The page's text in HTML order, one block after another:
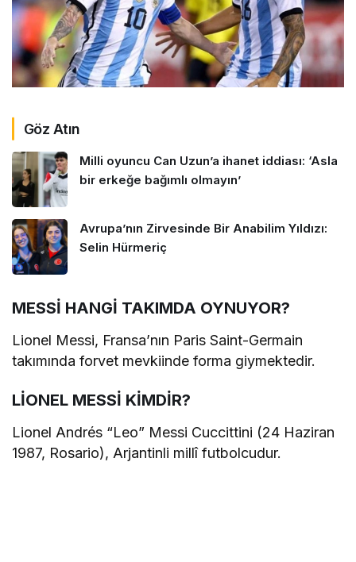
Göz Atın
Milli oyuncu Can Uzun’a ihanet iddiası: ‘Asla
bir erkeğe bağımlı olmayın’
Avrupa’nın Zirvesinde Bir Anabilim Yıldızı:
Selin Hürmeriç
MESSİ HANGİ TAKIMDA OYNUYOR?
Lionel Messi, Fransa’nın Paris Saint-Germain
takımında forvet mevkiinde forma giymektedir.
LİONEL MESSİ KİMDİR?
Lionel Andrés “Leo” Messi Cuccittini (24 Haziran
1987, Rosario), Arjantinli millî futbolcudur.